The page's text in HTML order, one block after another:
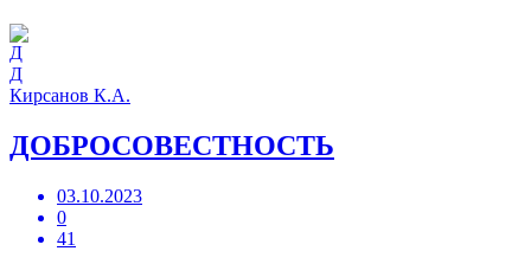
Д
Кирсанов К.А.
ДОБРОСОВЕСТНОСТЬ
03.10.2023
0
41